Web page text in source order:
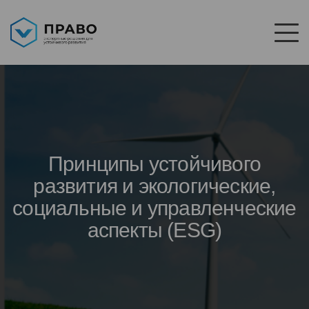
Принципы устойчивого
развития и экологические,
социальные и управленческие
аспекты (ESG)